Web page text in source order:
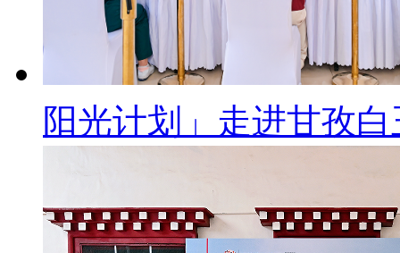
阳光计划」走进甘孜白